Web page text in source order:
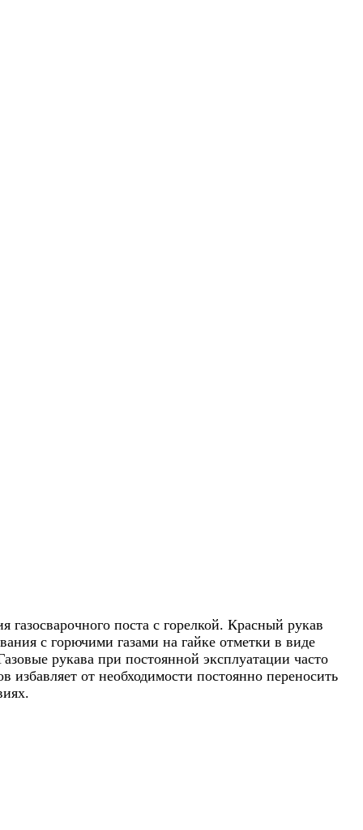
поста с горелкой. Красный рукав
с горючими газами на гайке отметки в виде
рукава при постоянной эксплуатации часто
от необходимости постоянно переносить